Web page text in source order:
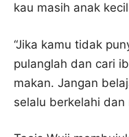
kau masih anak
“Jika kamu tidak
pulanglah dan cari
makan. Jangan
selalu berkelahi dan